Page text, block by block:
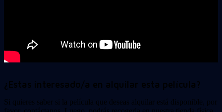
¿Estas interesado/a en alquilar esta película?
Si quieres saber si la película que deseas alquilar está disponible, por